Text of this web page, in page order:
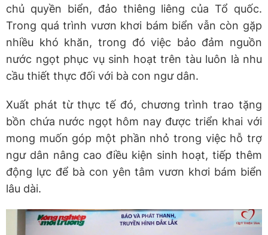
chủ quyền biển, đảo thiêng liêng của Tổ quốc.
Trong quá trình vươn khơi bám biển vẫn còn gặp
nhiều khó khăn, trong đó việc bảo đảm nguồn
nước ngọt phục vụ sinh hoạt trên tàu luôn là nhu
cầu thiết thực đối với bà con ngư dân.
Xuất phát từ thực tế đó, chương trình trao tặng
bồn chứa nước ngọt hôm nay được triển khai với
mong muốn góp một phần nhỏ trong việc hỗ trợ
ngư dân nâng cao điều kiện sinh hoạt, tiếp thêm
động lực để bà con yên tâm vươn khơi bám biển
lâu dài.